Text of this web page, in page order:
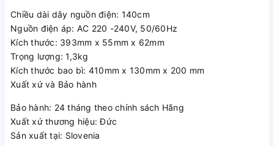
Ngoài ra, máy cònhỗ trợ đánh kem và đánh trứng
việc chuẩn bị nguyên liệu làm bánh trở nên thuận tiện hơn.
Công suất và lưỡi dao
Máy xay cầm tay Bosch MS6CA4150G sở hữu
liệu cứng như đá.
Lưỡi dao bằng thép không gỉ có độ sắc và độ bền tốt, giúp
Chiều dài dây nguồn điện: 140cm
Nguồn điện áp: AC 220 -240V, 50/60Hz
Kích thước: 393mm x 55mm x 62mm
Trọng lượng: 1,3kg
Kích thước bao bì: 410mm x 130mm x 200 mm
Xuất xứ và Bảo hành
Bảo hành: 24 tháng theo chính sách Hãng
Xuất xứ thương hiệu: Đức
Sản xuất tại: Slovenia